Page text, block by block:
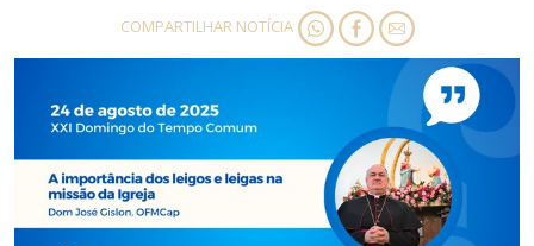
COMPARTILHAR NOTÍCIA